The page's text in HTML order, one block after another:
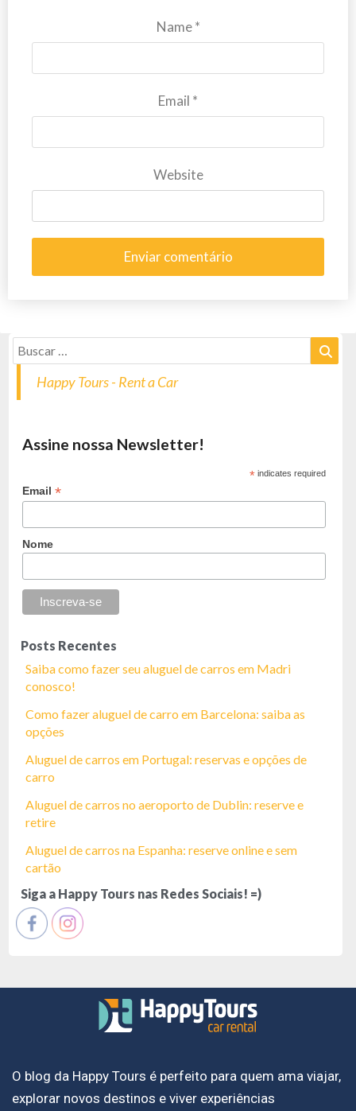
Name*
Email *
Website
Happy Tours - Rent a Car
Assine nossa Newsletter!
* indicates required
Email*
Nome
Posts Recentes
Saiba como fazer seu aluguel de carros em Madri
conosco!
Como fazer aluguel de carro em Barcelona: saiba as
opções
Aluguel de carros em Portugal: reservas e opções de
carro
Aluguel de carros no aeroporto de Dublin: reserve e
retire
Aluguel de carros na Espanha: reserve online e sem
cartão
Siga a Happy Tours nas Redes Sociais! =)
O blog da Happy Tours é perfeito para quem ama viajar,
explorar novos destinos e viver experiências